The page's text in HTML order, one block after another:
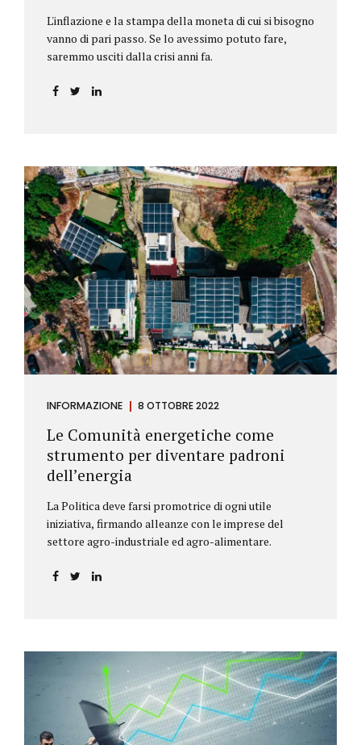
L'inflazione e la stampa della moneta di cui si bisogno
vanno di pari passo. Se lo avessimo potuto fare,
saremmo usciti dalla crisi anni fa.
INFORMAZIONE 8 OTTOBRE 2022
Le Comunità energetiche come
strumento per diventare padroni
dell’energia
La Politica deve farsi promotrice di ogni utile
iniziativa, firmando alleanze con le imprese del
settore agro-industriale ed agro-alimentare.